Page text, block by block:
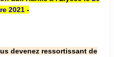
2021 -
devenez ressortissant de